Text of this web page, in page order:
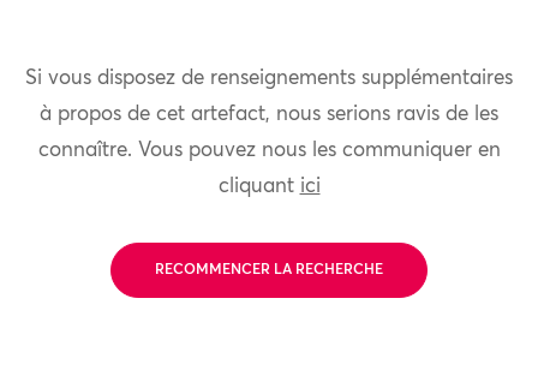
Si vous disposez de renseignements supplémentaires
à propos de cet artefact, nous serions ravis de les
connaître. Vous pouvez nous les communiquer en
cliquant ici
RECOMMENCER LA RECHERCHE